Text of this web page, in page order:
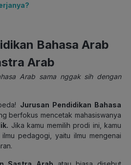
Bahasa Arab
Arab
Arab sama nggak sih dengan
Jurusan Pendidikan Bahasa
berfokus mencetak mahasiswanya
Jika kamu memilih prodi ini, kamu
pedagogi, yaitu ilmu mengenai